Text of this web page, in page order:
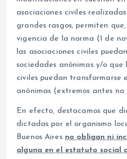
asociaciones civiles
grandes rasgos, permiten
vigencia de la norma (1 de
las asociaciones civiles
sociedades anónimas y/o que
civiles puedan transformarse
anónimas (extremos antes no
En efecto, destacamos que
dictadas por el organismo
Buenos Aires no obligan ni
alguna en el estatuto social